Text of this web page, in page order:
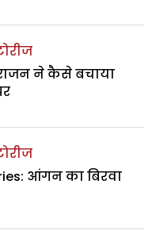
ने कैसे बचाया
आंगन का बिरवा